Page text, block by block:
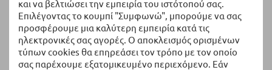
και να βελτιώσει την εμπειρία του ιστότοπού σας.
Επιλέγοντας το κουμπί "Συμφωνώ", μπορούμε να σας
προσφέρουμε μια καλύτερη εμπειρία κατά τις
ηλεκτρονικές σας αγορές. Ο αποκλεισμός ορισμένων
τύπων cookies θα επηρεάσει τον τρόπο με τον οποίο
σας παρέχουμε εξατομικευμένο περιεχόμενο. Εάν